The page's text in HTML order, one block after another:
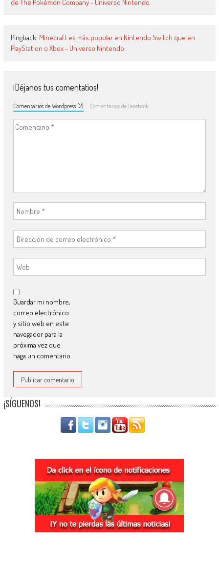
de The Pokémon Company - Universo Nintendo
Pingback: Minecraft es más popular en Nintendo Switch que en
PlayStation o Xbox - Universo Nintendo
¡Déjanos tus comentatios!
Comentarios de Wordpress (2) Comentarios de Facebook
Guardar mi nombre,
correo electrónico
y sitio web en este
navegador para la
próxima vez que
haga un comentario.
¡SÍGUENOS!